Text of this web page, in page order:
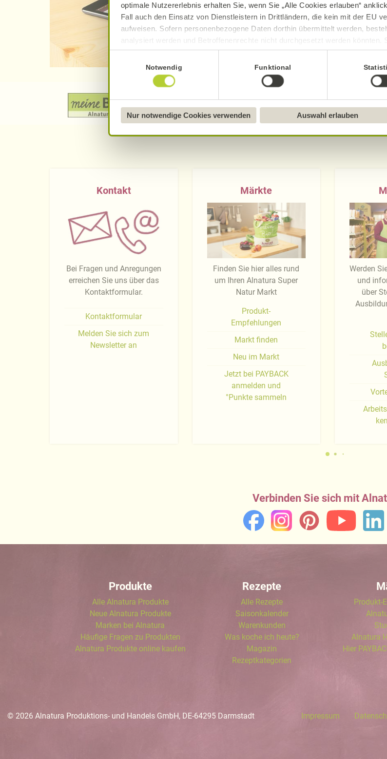
optimale Nutzererlebnis erhalten Sie, wenn Sie „Alle Cookies erlauben“
Fall auch den Einsatz von Dienstleistern in Drittländern, die kein mit der EU
aufweisen. Sofern personenbezogene Daten dorthin übermittelt werden,
analysiert werden und Betroffenenrechte nicht durchgesetzt werden könnten.
Datenverarbeitung und -übermittlung widerrufen und Tools deaktivieren.
Datenschutzerklärung
Näheres über uns erfahren Sie in unseremImpressum
Notwendig Funktional
Nur notwendige Cookies verwenden Auswahl erlauben
Kontakt
Bei Fragen und Anregungen
erreichen Sie uns über das
Kontaktformular.
Kontaktformular
Melden Sie sich zum
Newsletter an
Märkte
Finden Sie hier alles rund
um Ihren Alnatura Super
Natur Markt
Produkt-
Empfehlungen
Markt finden
Neu im Markt
Jetzt bei PAYBACK
anmelden und
°Punkte sammeln
Werden
und
über
Verbinden Sie sich mit
Produkte
Alle Alnatura Produkte
Neue Alnatura Produkte
Marken bei Alnatura
Häufige Fragen zu Produkten
Alnatura Produkte online kaufen
Rezepte
Alle Rezepte
Saisonkalender
Warenkunden
Was koche ich heute?
Magazin
Rezeptkategorien
Produkt-
Alnatura
Hier
© 2026 Alnatura Produktions- und Handels GmbH, DE-64295 Darmstadt Impressum